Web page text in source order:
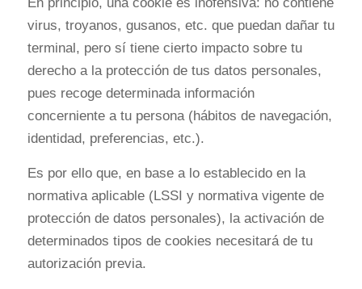
En principio, una cookie es inofensiva: no contiene
virus, troyanos, gusanos, etc. que puedan dañar tu
terminal, pero sí tiene cierto impacto sobre tu
derecho a la protección de tus datos personales,
pues recoge determinada información
concerniente a tu persona (hábitos de navegación,
identidad, preferencias, etc.).
Es por ello que, en base a lo establecido en la
normativa aplicable (LSSI y normativa vigente de
protección de datos personales), la activación de
determinados tipos de cookies necesitará de tu
autorización previa.